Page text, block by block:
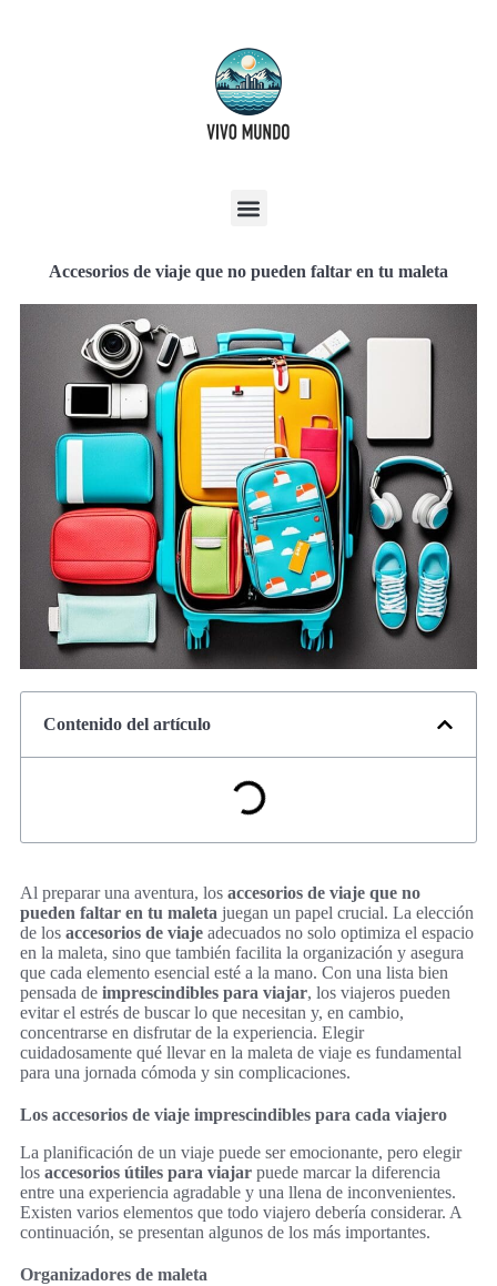
Accesorios de viaje que no pueden faltar en tu maleta
Contenido del artículo
Al preparar una aventura, los accesorios de viaje que no
pueden faltar en tu maleta juegan un papel crucial. La elección
de los accesorios de viaje adecuados no solo optimiza el espacio
en la maleta, sino que también facilita la organización y asegura
que cada elemento esencial esté a la mano. Con una lista bien
pensada de imprescindibles para viajar, los viajeros pueden
evitar el estrés de buscar lo que necesitan y, en cambio,
concentrarse en disfrutar de la experiencia. Elegir
cuidadosamente qué llevar en la maleta de viaje es fundamental
para una jornada cómoda y sin complicaciones.
Los accesorios de viaje imprescindibles para cada viajero
La planificación de un viaje puede ser emocionante, pero elegir
los accesorios útiles para viajar puede marcar la diferencia
entre una experiencia agradable y una llena de inconvenientes.
Existen varios elementos que todo viajero debería considerar. A
continuación, se presentan algunos de los más importantes.
Organizadores de maleta